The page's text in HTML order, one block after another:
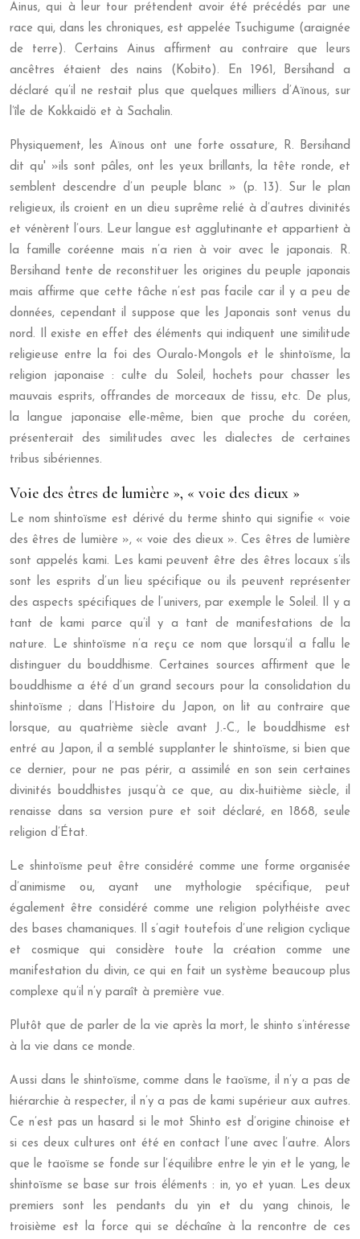
Ainus, qui à leur tour prétendent avoir été précédés par une
race qui, dans les chroniques, est appelée Tsuchigume (araignée
de terre). Certains Ainus affirment au contraire que leurs
ancêtres étaient des nains (Kobito). En 1961, Bersihand a
déclaré qu’il ne restait plus que quelques milliers d’Aïnous, sur
l’île de Kokkaidö et à Sachalin.
Physiquement, les Aïnous ont une forte ossature, R. Bersihand
dit qu' »ils sont pâles, ont les yeux brillants, la tête ronde, et
semblent descendre d’un peuple blanc » (p. 13). Sur le plan
religieux, ils croient en un dieu suprême relié à d’autres divinités
et vénèrent l’ours. Leur langue est agglutinante et appartient à
la famille coréenne mais n’a rien à voir avec le japonais. R.
Bersihand tente de reconstituer les origines du peuple japonais
mais affirme que cette tâche n’est pas facile car il y a peu de
données, cependant il suppose que les Japonais sont venus du
nord. Il existe en effet des éléments qui indiquent une similitude
religieuse entre la foi des Ouralo-Mongols et le shintoïsme, la
religion japonaise : culte du Soleil, hochets pour chasser les
mauvais esprits, offrandes de morceaux de tissu, etc. De plus,
la langue japonaise elle-même, bien que proche du coréen,
présenterait des similitudes avec les dialectes de certaines
tribus sibériennes.
Voie des êtres de lumière », « voie des dieux »
Le nom shintoïsme est dérivé du terme shinto qui signifie « voie
des êtres de lumière », « voie des dieux ». Ces êtres de lumière
sont appelés kami. Les kami peuvent être des êtres locaux s’ils
sont les esprits d’un lieu spécifique ou ils peuvent représenter
des aspects spécifiques de l’univers, par exemple le Soleil. Il y a
tant de kami parce qu’il y a tant de manifestations de la
nature. Le shintoïsme n’a reçu ce nom que lorsqu’il a fallu le
distinguer du bouddhisme. Certaines sources affirment que le
bouddhisme a été d’un grand secours pour la consolidation du
shintoïsme ; dans l’Histoire du Japon, on lit au contraire que
lorsque, au quatrième siècle avant J.-C., le bouddhisme est
entré au Japon, il a semblé supplanter le shintoïsme, si bien que
ce dernier, pour ne pas périr, a assimilé en son sein certaines
divinités bouddhistes jusqu’à ce que, au dix-huitième siècle, il
renaisse dans sa version pure et soit déclaré, en 1868, seule
religion d’État.
Le shintoïsme peut être considéré comme une forme organisée
d’animisme ou, ayant une mythologie spécifique, peut
également être considéré comme une religion polythéiste avec
des bases chamaniques. Il s’agit toutefois d’une religion cyclique
et cosmique qui considère toute la création comme une
manifestation du divin, ce qui en fait un système beaucoup plus
complexe qu’il n’y paraît à première vue.
Plutôt que de parler de la vie après la mort, le shinto s’intéresse
à la vie dans ce monde.
Aussi dans le shintoïsme, comme dans le taoïsme, il n’y a pas de
hiérarchie à respecter, il n’y a pas de kami supérieur aux autres.
Ce n’est pas un hasard si le mot Shinto est d’origine chinoise et
si ces deux cultures ont été en contact l’une avec l’autre. Alors
que le taoïsme se fonde sur l’équilibre entre le yin et le yang, le
shintoïsme se base sur trois éléments : in, yo et yuan. Les deux
premiers sont les pendants du yin et du yang chinois, le
troisième est la force qui se déchaîne à la rencontre de ces